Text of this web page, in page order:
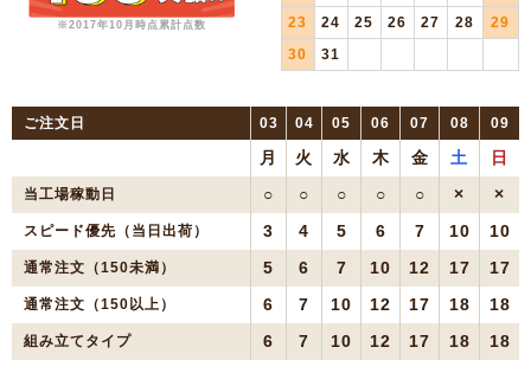
※2017年10月時点累計点数
23
24 25 26 27 28
29
30
31
ご注文日 03 04 05 06 07 08 09
月 火 水 木 金 土 日
当工場稼動日 ○ ○ ○ ○ ○ × ×
スピード優先（当日出荷） 3 4 5 6 7 10 10
通常注文（150未満） 5 6 7 10 12 17 17
通常注文（150以上） 6 7 10 12 17 18 18
組み立てタイプ 6 7 10 12 17 18 18